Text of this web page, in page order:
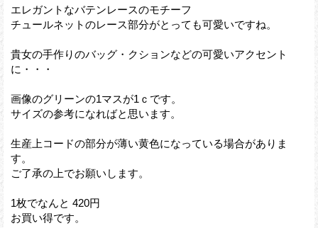
エレガントなバテンレースのモチーフ
チュールネットのレース部分がとっても可愛いですね。
貴女の手作りのバッグ・クションなどの可愛いアクセント
に・・・
画像のグリーンの1マスが1ｃです。
サイズの参考になればと思います。
生産上コードの部分が薄い黄色になっている場合がありま
す。
ご了承の上でお願いします。
1枚でなんと 420円
お買い得です。